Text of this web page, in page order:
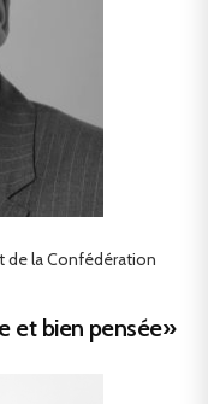
de la Confédération
et bien pensée»